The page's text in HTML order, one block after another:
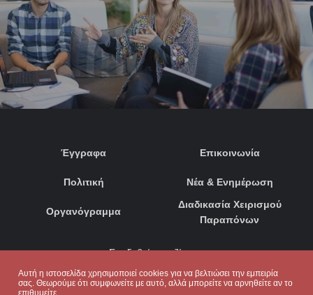
Αυτή η ιστοσελίδα χρησιμοποιεί cookies για να βελτιώσει την εμπειρία
σας. Θεωρούμε ότι συμφωνείτε με αυτό, αλλά μπορείτε να αρνηθείτε αν το
επιθυμείτε.
Έγγραφα
Πολιτική
Οργανόγραμμα
Επικοινωνία
Νέα & Ενημέρωση
Διαδικασία Χειρισμού
Παραπόνων
Συνδεθείτε μαζί μας: